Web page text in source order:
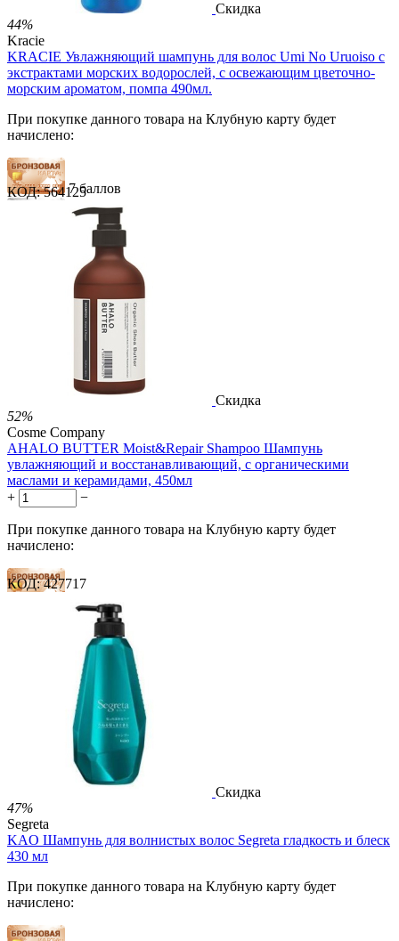
Скидка
44%
Kracie
KRACIE Увлажняющий шампунь для волос Umi No Uruoiso с
экстрактами морских водорослей, с освежающим цветочно-
морским ароматом, помпа 490мл.
При покупке данного товара на Клубную карту будет
начислено:
7 баллов
11 баллов
18 баллов
724.00 Р
за 1.00 мл
Нет в наличии
 
КОД: 564125
Скидка
52%
Cosme Company
AHALO BUTTER Moist&Repair Shampoo Шампунь
увлажняющий и восстанавливающий, с органическими
маслами и керамидами, 450мл
+
−
При покупке данного товара на Клубную карту будет
начислено:
11 баллов
18 баллов
1 212.00
Р
за 1.00 мл

КОД: 427717
Скидка
47%
Segreta
KAO Шампунь для волнистых волос Segreta гладкость и блеск
430 мл
При покупке данного товара на Клубную карту будет
начислено: